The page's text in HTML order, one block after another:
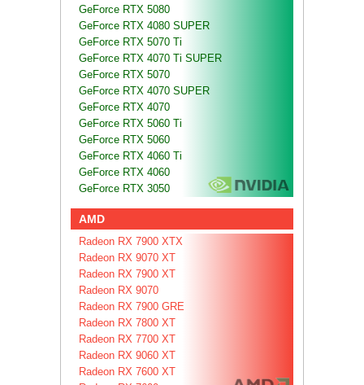
GeForce RTX 5080
GeForce RTX 4080 SUPER
GeForce RTX 5070 Ti
GeForce RTX 4070 Ti SUPER
GeForce RTX 5070
GeForce RTX 4070 SUPER
GeForce RTX 4070
GeForce RTX 5060 Ti
GeForce RTX 5060
GeForce RTX 4060 Ti
GeForce RTX 4060
GeForce RTX 3050
AMD
Radeon RX 7900 XTX
Radeon RX 9070 XT
Radeon RX 7900 XT
Radeon RX 9070
Radeon RX 7900 GRE
Radeon RX 7800 XT
Radeon RX 7700 XT
Radeon RX 9060 XT
Radeon RX 7600 XT